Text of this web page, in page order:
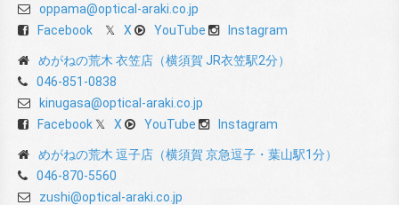
oppama@optical-araki.co.jp
Facebook
X YouTube Instagram
めがねの荒木 衣笠店（横須賀 JR衣笠駅2分）
046-851-0838
kinugasa@optical-araki.co.jp
Facebook
X YouTube Instagram
めがねの荒木 逗子店（横須賀 京急逗子・葉山駅1分）
046-870-5560
zushi@optical-araki.co.jp